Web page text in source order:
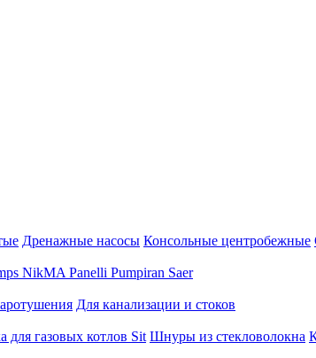
Дренажные насосы Консольные центробежные
NikMA Panelli Pumpiran Saer
Для канализации и стоков
для газовых котлов Sit Шнуры из стекловолокна